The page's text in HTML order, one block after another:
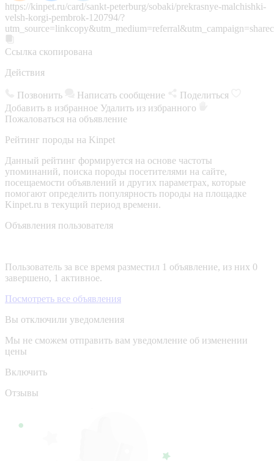
https://kinpet.ru/card/sankt-peterburg/sobaki/prekrasnye-malchishki-
velsh-korgi-pembrok-120794/?
Ссылка скопирована
Действия
Позвонить Написать сообщение
Поделиться
Добавить в избранное Удалить из избранного
Пожаловаться на объявление
Рейтинг породы на Kinpet
Данный рейтинг формируется на основе частоты
упоминаний, поиска породы посетителями на сайте,
посещаемости объявлений и других параметрах, которые
помогают определить популярность породы на площадке
Kinpet.ru в текущий период времени.
Объявления пользователя
Пользователь за все время разместил 1 объявление, из них 0
завершено, 1 активное.
Посмотреть все объявления
Вы отключили уведомления
Мы не сможем отправить вам уведомление об изменении
цены
Включить
Отзывы